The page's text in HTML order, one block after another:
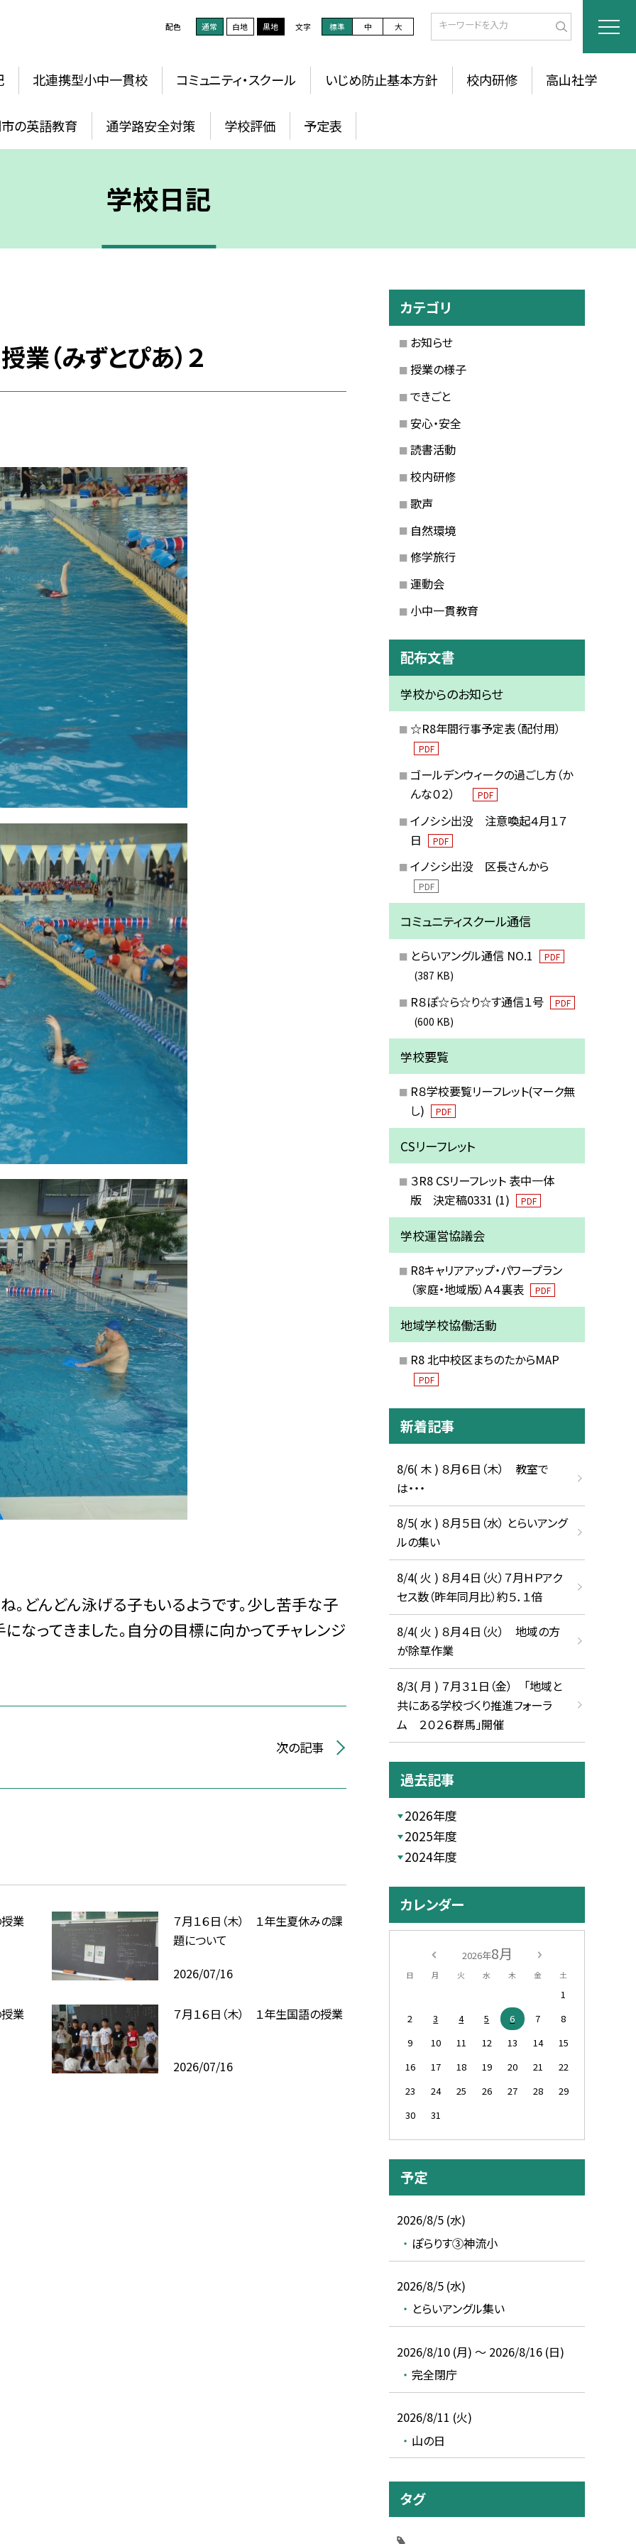
配色 通常 白地 黒地 文字 標準 中 大
北連携型小中一貫校 コミュニティ・スクール いじめ防止基本方針 校内研修 高山社学
の英語教育 通学路安全対策 学校評価 予定表
学校日記
業（みずとぴあ）２
。どんどん泳げる子もいるようです。少し苦手な子
なってきました。自分の目標に向かってチャレンジ
次の記事
業
７月１６日（木） １年生夏休みの課
題について
2026/07/16
業 ７月１６日（木） １年生国語の授業
2026/07/16
カテゴリ
お知らせ
授業の様子
できごと
安心・安全
読書活動
校内研修
歌声
自然環境
修学旅行
運動会
小中一貫教育
配布文書
学校からのお知らせ
☆R8年間行事予定表（配付用）
PDF
ゴールデンウィークの過ごし方（か
んな０２）
PDF
イノシシ出没 注意喚起４月１７
日
PDF
イノシシ出没 区長さんから
PDF
コミュニティスクール通信
とらいアングル通信 NO.1 PDF
(387 KB)
R８ぽ☆ら☆り☆す通信１号 PDF
(600 KB)
学校要覧
R８学校要覧リーフレット(マーク無
し)
PDF
CSリーフレット
３R8 CSリーフレット 表中一体
版 決定稿0331 (1)
PDF
学校運営協議会
R8キャリアアップ・パワープラン
（家庭・地域版）Ａ４裏表
PDF
地域学校協働活動
R8 北中校区まちのたからMAP
PDF
新着記事
8/6( 木 ) ８月６日（木） 教室で
は・・・
8/5( 水 ) ８月５日（水） とらいアング
ルの集い
8/4( 火 ) ８月４日（火）７月ＨＰアク
セス数（昨年同月比）約５．１倍
8/4( 火 ) ８月４日（火） 地域の方
が除草作業
8/3( 月 ) ７月３１日（金） 「地域と
共にある学校づくり推進フォーラ
ム ２０２６群馬」開催
過去記事
2026年度
2025年度
2024年度
カレンダー
2026年8月
日 月 火 水 木 金 土
1
2
3 4 5 6 7
8
9
10 11 12 13 14
15
16
17 18 19 20 21
22
23
24 25 26 27 28
29
30
31
予定
2026/8/5 (水)
ぽらりす③神流小
2026/8/5 (水)
とらいアングル集い
2026/8/10 (月) ～ 2026/8/16 (日)
完全閉庁
2026/8/11 (火)
山の日
タグ